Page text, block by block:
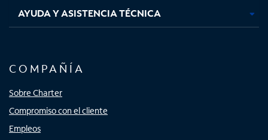
AYUDA Y ASISTENCIA TÉCNICA
COMPAÑÍA
Sobre Charter
Compromiso con el cliente
Empleos